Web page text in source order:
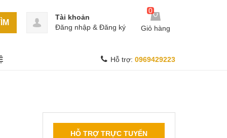
0
Giỏ hàng
Tài khoản
Đăng nhập & Đăng ký
Hỗ trợ: 0969429223
HỖ TRỢ TRỰC TUYẾN